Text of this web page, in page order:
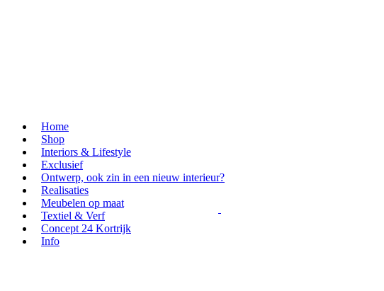
Home
Shop
Interiors & Lifestyle
Exclusief
Ontwerp, ook zin in een nieuw interieur?
Realisaties
Meubelen op maat
Textiel & Verf
Concept 24 Kortrijk
Info